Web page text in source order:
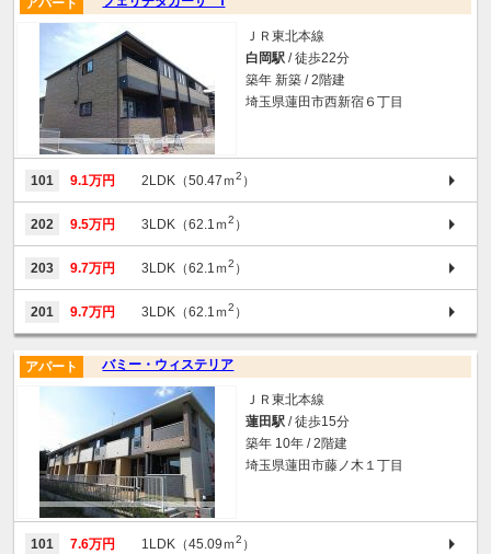
アパート
ＪＲ東北本線
白岡駅 / 徒歩22分
築年 新築 / 2階建
埼玉県蓮田市西新宿６丁目
101 9.1万円 2LDK（50.47ｍ2 ）
202 9.5万円 3LDK（62.1ｍ2 ）
203 9.7万円 3LDK（62.1ｍ2 ）
201 9.7万円 3LDK（62.1ｍ2 ）
バミー・ウィステリア
アパート
ＪＲ東北本線
蓮田駅 / 徒歩15分
築年 10年 / 2階建
埼玉県蓮田市藤ノ木１丁目
101 7.6万円 1LDK（45.09ｍ2 ）